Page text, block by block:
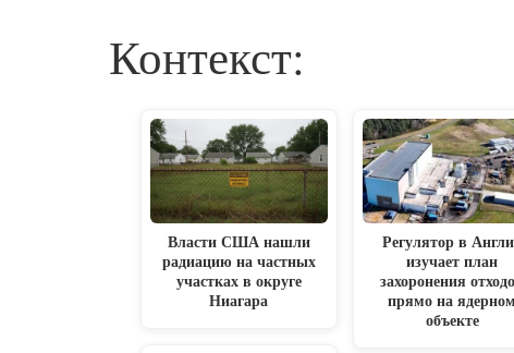
Контекст:
Власти США нашли
радиацию на частных
участках в округе
Ниагара
Регулятор в
изучает план
захоронения
прямо на ядерном
объекте